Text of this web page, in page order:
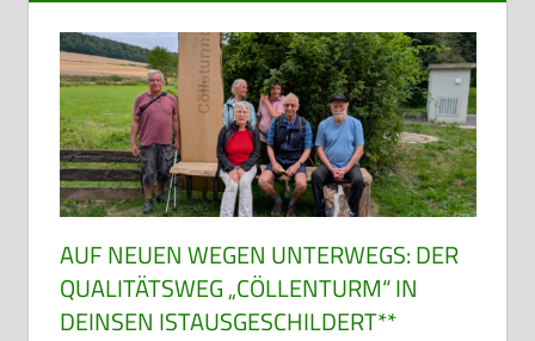
AUF NEUEN WEGEN UNTERWEGS: DER
QUALITÄTSWEG „CÖLLENTURM“ IN
DEINSEN ISTAUSGESCHILDERT**